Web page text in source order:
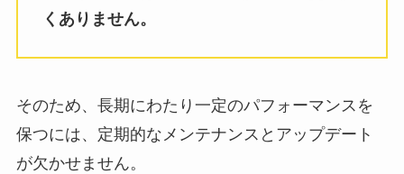
くありません。
そのため、長期にわたり一定のパフォーマンスを
保つには、定期的なメンテナンスとアップデート
が欠かせません。